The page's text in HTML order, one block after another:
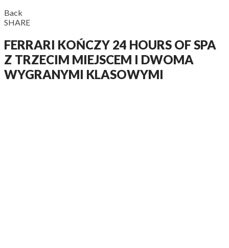
Back
SHARE
FERRARI KOŃCZY 24 HOURS OF SPA
Z TRZECIM MIEJSCEM I DWOMA
WYGRANYMI KLASOWYMI